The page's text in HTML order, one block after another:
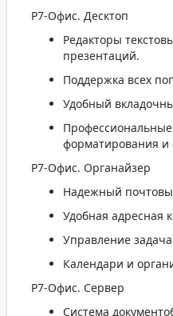
Р7-Офис. Десктоп
Редакторы
презентаций.
Поддержка всех
Удобный
форматирования и
Р7-Офис. Органайзер
Надежный
Удобная адресная
Управление
Календари и
Р7-Офис. Сервер
Система